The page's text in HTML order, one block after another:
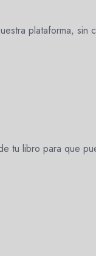
plataforma, sin
tu libro para que